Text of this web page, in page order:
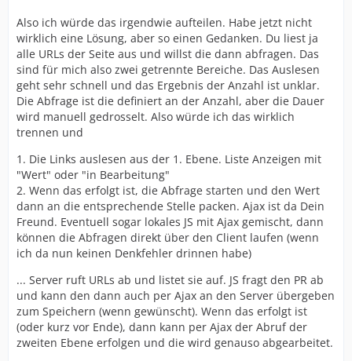
Also ich würde das irgendwie aufteilen. Habe jetzt nicht
wirklich eine Lösung, aber so einen Gedanken. Du liest ja
alle URLs der Seite aus und willst die dann abfragen. Das
sind für mich also zwei getrennte Bereiche. Das Auslesen
geht sehr schnell und das Ergebnis der Anzahl ist unklar.
Die Abfrage ist die definiert an der Anzahl, aber die Dauer
wird manuell gedrosselt. Also würde ich das wirklich
trennen und
1. Die Links auslesen aus der 1. Ebene. Liste Anzeigen mit
"Wert" oder "in Bearbeitung"
2. Wenn das erfolgt ist, die Abfrage starten und den Wert
dann an die entsprechende Stelle packen. Ajax ist da Dein
Freund. Eventuell sogar lokales JS mit Ajax gemischt, dann
können die Abfragen direkt über den Client laufen (wenn
ich da nun keinen Denkfehler drinnen habe)
... Server ruft URLs ab und listet sie auf. JS fragt den PR ab
und kann den dann auch per Ajax an den Server übergeben
zum Speichern (wenn gewünscht). Wenn das erfolgt ist
(oder kurz vor Ende), dann kann per Ajax der Abruf der
zweiten Ebene erfolgen und die wird genauso abgearbeitet.